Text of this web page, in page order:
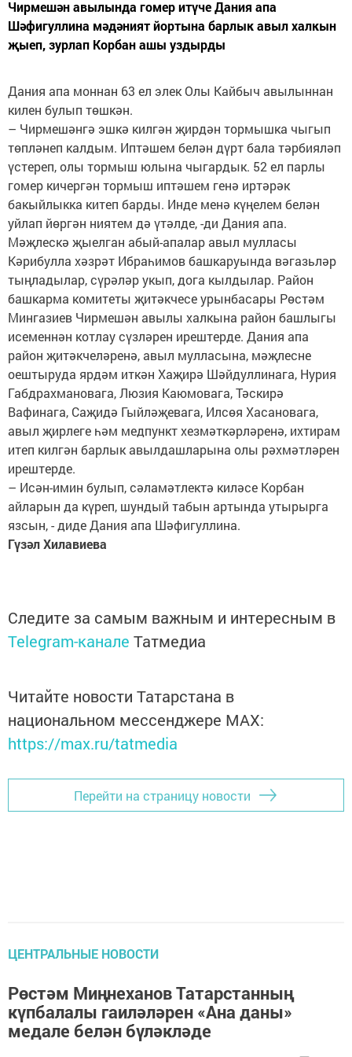
Чирмешән авылында гомер итүче Дания апа
Шәфигуллина мәдәният йортына барлык авыл халкын
җыеп, зурлап Корбан ашы уздырды
Дания апа моннан 63 ел элек Олы Кайбыч авылыннан
килен булып төшкән.
– Чирмешәнгә эшкә килгән җирдән тормышка чыгып
төпләнеп калдым. Иптәшем белән дүрт бала тәрбияләп
үстереп, олы тормыш юлына чыгардык. 52 ел парлы
гомер кичергән тормыш иптәшем генә иртәрәк
бакыйлыкка китеп барды. Инде менә күңелем белән
уйлап йөргән ниятем дә үтәлде, -ди Дания апа.
Мәҗлескә җыелган абый-апалар авыл мулласы
Кәрибулла хәзрәт Ибраһимов башкаруында вәгазьләр
тыңладылар, сүрәләр укып, дога кылдылар. Район
башкарма комитеты җитәкчесе урынбасары Рөстәм
Мингазиев Чирмешән авылы халкына район башлыгы
исеменнән котлау сүзләрен ирештерде. Дания апа
район җитәкчеләренә, авыл мулласына, мәҗлесне
оештыруда ярдәм иткән Хаҗирә Шәйдуллинага, Нурия
Габдрахмановага, Люзия Каюмовага, Тәскирә
Вафинага, Саҗидә Гыйләҗевага, Илсөя Хасановага,
авыл җирлеге һәм медпункт хезмәткәрләренә, ихтирам
итеп килгән барлык авылдашларына олы рәхмәтләрен
ирештерде.
– Исән-имин булып, сәламәтлектә киләсе Корбан
айларын да күреп, шундый табын артында утырырга
язсын, - диде Дания апа Шәфигуллина.
Гүзәл Хилавиева
Следите за самым важным и интересным в
Telegram-канале Татмедиа
Читайте новости Татарстана в
национальном мессенджере MАХ:
https://max.ru/tatmedia
Перейти на страницу новости
ЦЕНТРАЛЬНЫЕ НОВОСТИ
Рөстәм Миңнеханов Татарстанның
күпбалалы гаиләләрен «Ана даны»
медале белән бүләкләде